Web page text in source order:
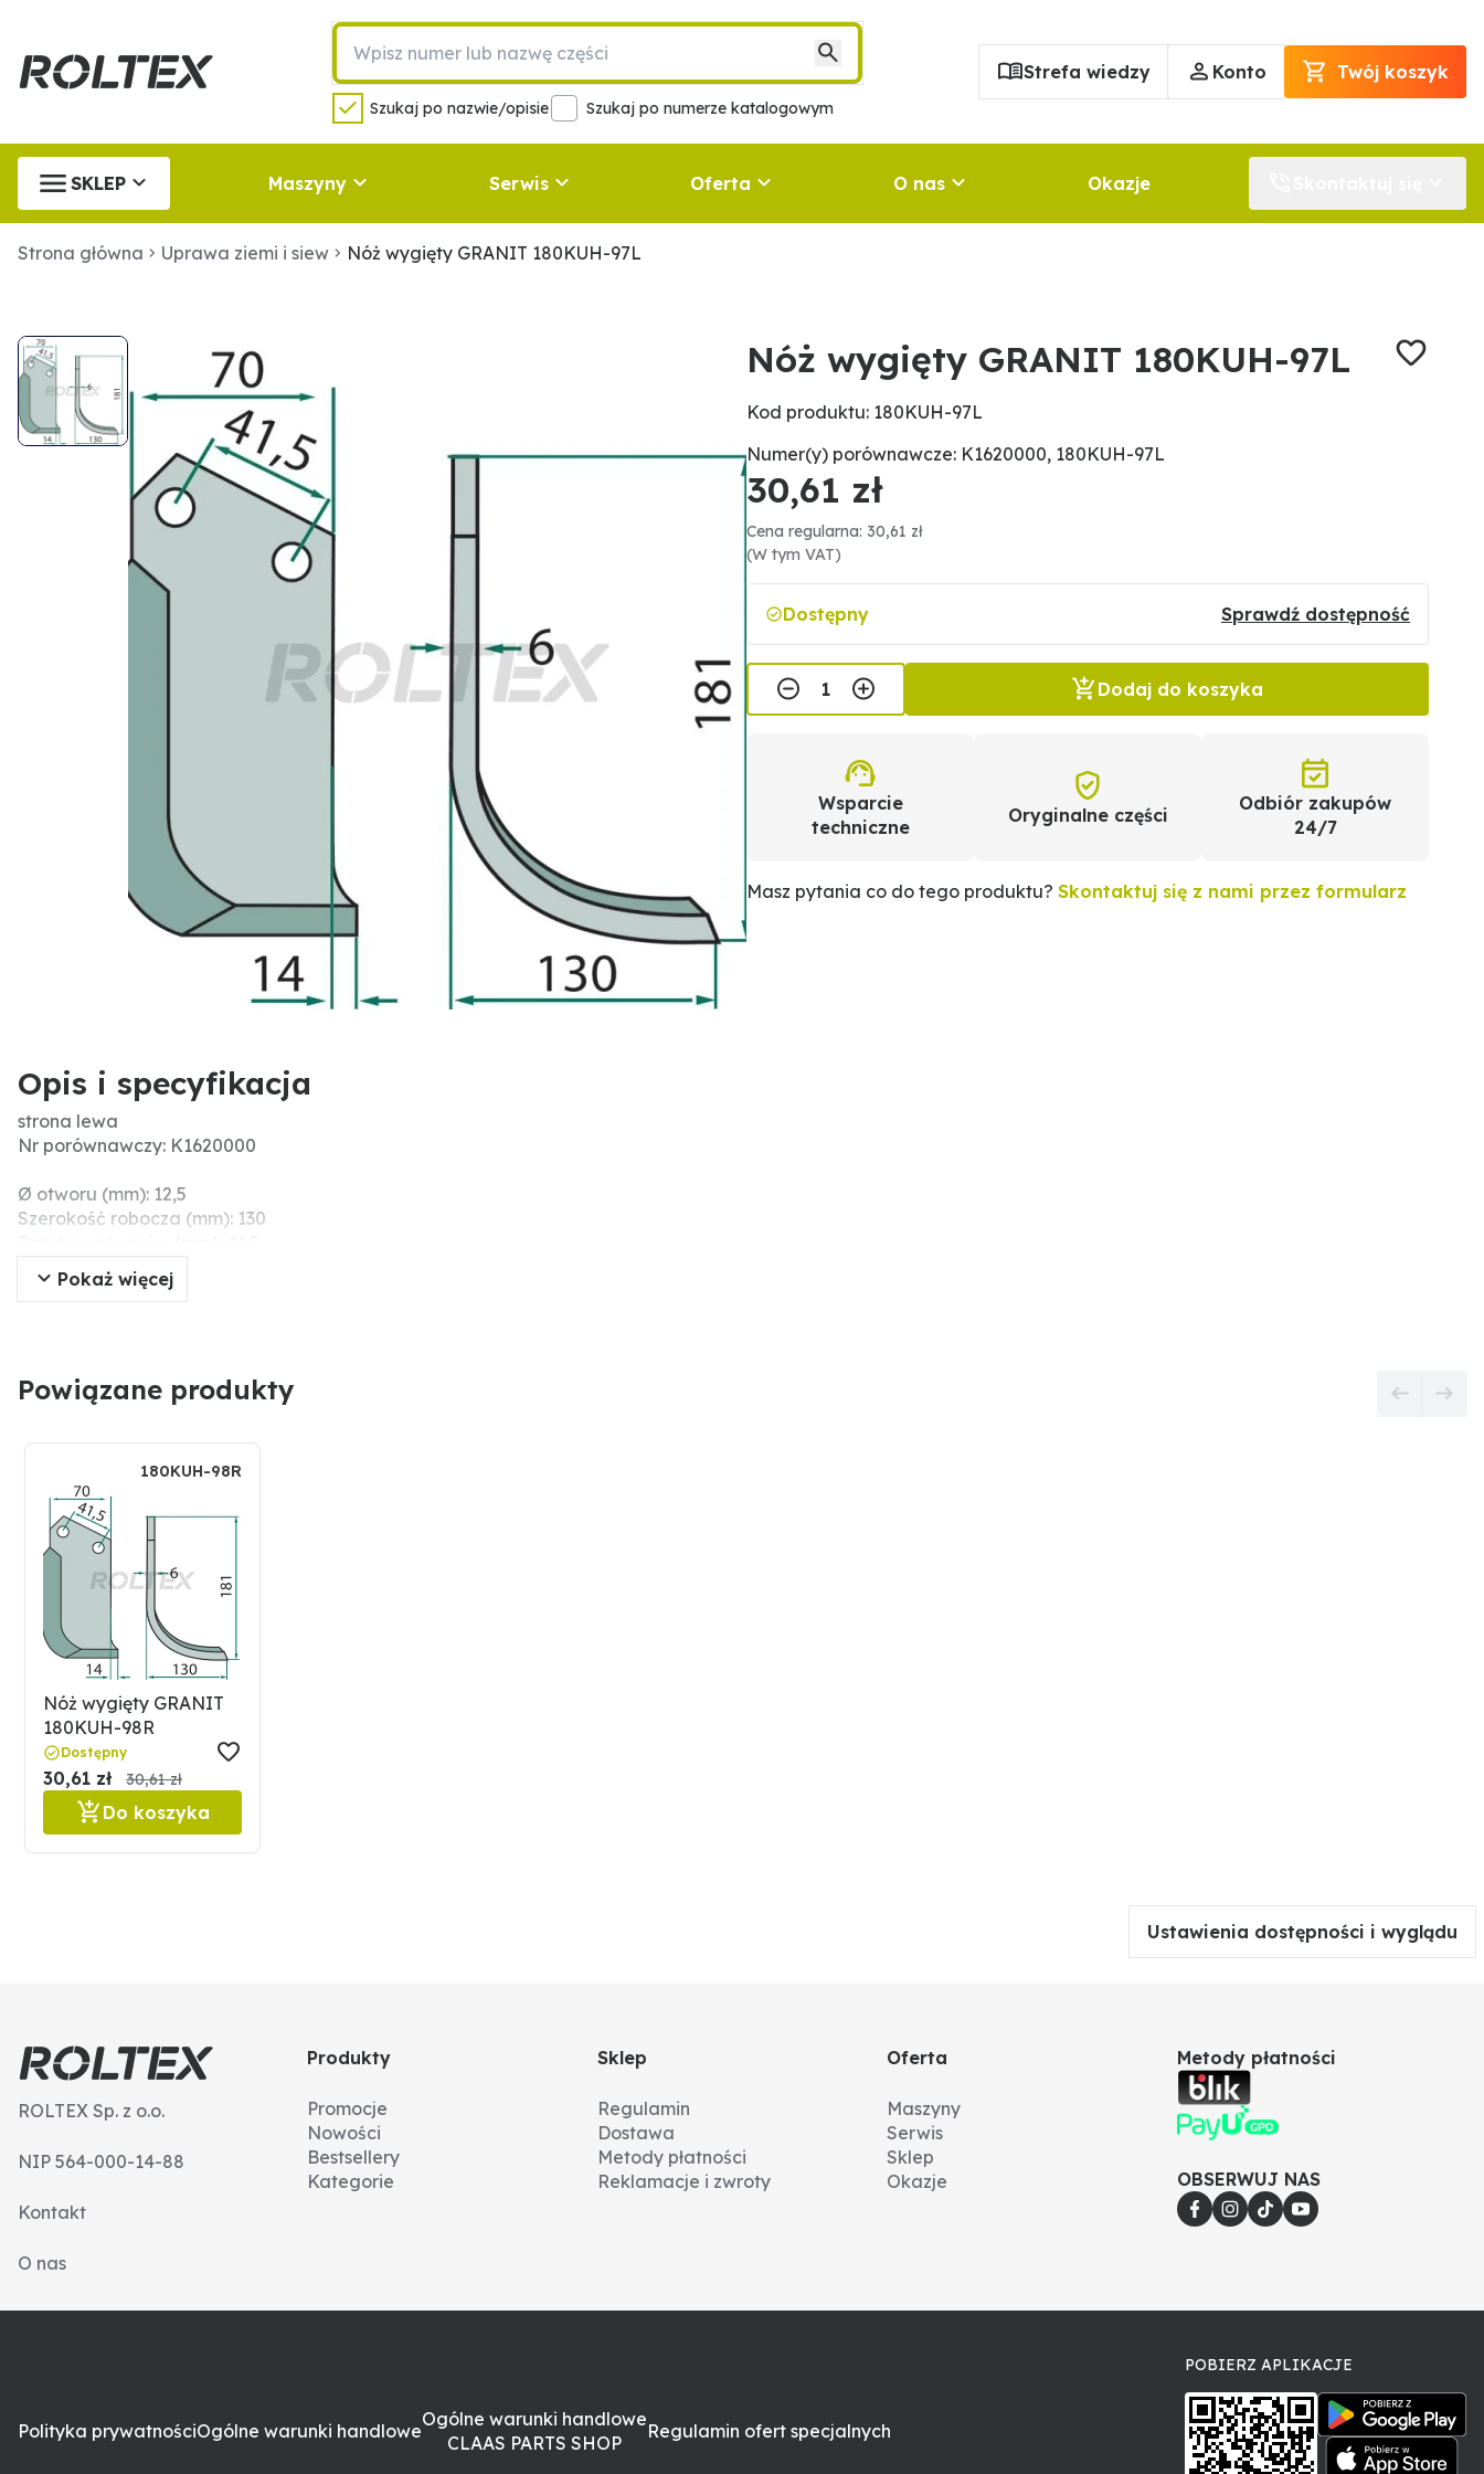
Szukaj po nazwie/opisie Szukaj po numerze katalogowym
Strefa wiedzy Konto Twój koszyk
SKLEP Maszyny Serwis Oferta O nas Okazje
Strona główna Uprawa ziemi i siew Nóż wygięty GRANIT 180KUH-97L
Nóż wygięty GRANIT 180KUH-97L
Kod produktu: 180KUH-97L
Numer(y) porównawcze: K1620000, 180KUH-97L
30,61 zł
Cena regularna: 30,61 zł
(W tym VAT)
Dostępny Sprawdź dostępność
Dodaj do koszyka
Wsparcie
techniczne
Oryginalne części
Odbiór zakupów
24/7
Masz pytania co do tego produktu? Skontaktuj się z nami przez formularz
Opis i specyfikacja
strona lewa
Nr porównawczy: K1620000
Ø otworu (mm): 12,5
Szerokość robocza (mm): 130
Długość (mm): 181
Grubość (mm): 6
Pokaż więcej
Powiązane produkty
180KUH-98R
Nóż wygięty GRANIT
180KUH-98R
Dostępny
30,61 zł 30,61 zł
Do koszyka
Ustawienia dostępności i wyglądu
ROLTEX Sp. z o.o.
NIP 564-000-14-88
Kontakt
O nas
Produkty
Promocje
Nowości
Bestsellery
Kategorie
Sklep
Regulamin
Dostawa
Metody płatności
Reklamacje i zwroty
Oferta
Maszyny
Serwis
Sklep
Okazje
Metody płatności
OBSERWUJ NAS
Polityka prywatnościOgólne warunki handlowe
Ogólne warunki handlowe
CLAAS PARTS SHOP
Regulamin ofert specjalnych
POBIERZ APLIKACJE